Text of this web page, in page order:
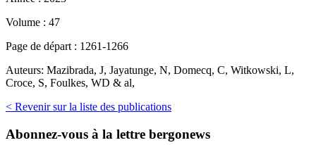
Volume : 47
Page de départ : 1261-1266
Auteurs: Mazibrada, J, Jayatunge, N, Domecq, C, Witkowski, L,
Croce, S, Foulkes, WD & al,
< Revenir sur la liste des publications
Abonnez-vous à la lettre bergonews